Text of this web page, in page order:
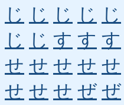
じ じ じ じ じ
じ じ す す す
せ せ せ せ せ
せ せ せ ぜ ぜ